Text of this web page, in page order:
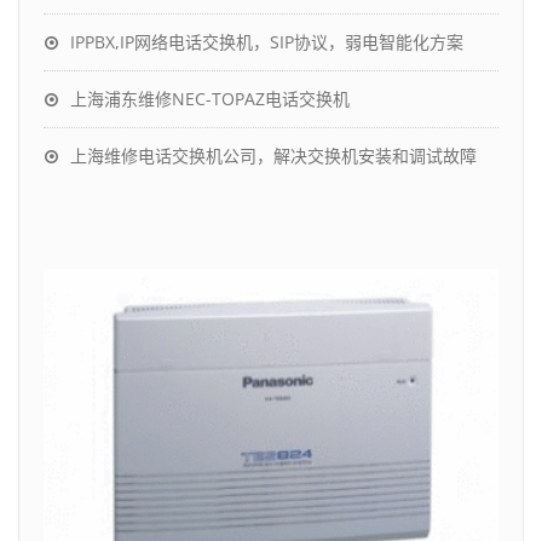
IPPBX,IP网络电话交换机，SIP协议，弱电智能化方案
上海浦东维修NEC-TOPAZ电话交换机
上海维修电话交换机公司，解决交换机安装和调试故障